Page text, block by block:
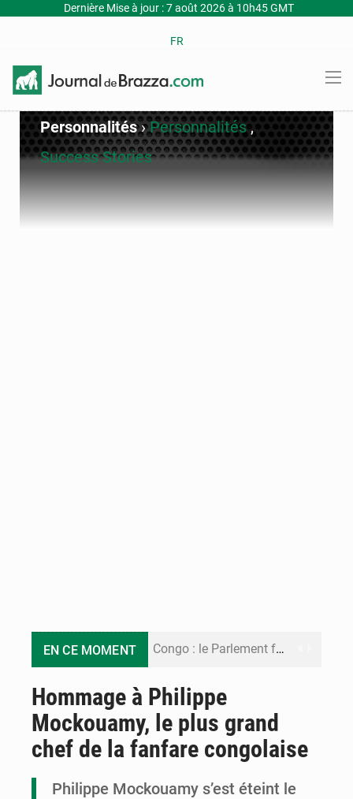
Dernière Mise à jour : 7 août 2026 à 10h45 GMT
FR
Personnalités›Personnalités,
Success Stories
EN CE MOMENT Congo : le Parlement formule 28 recommandations sur le Cadre budgétaire 2027-2029
Congo : la Grande foire agricole pour renforcer la souveraineté alimentaire
Congo-RDC : Brazzaville et Kinshasa renforcent leur coopération en faveur de la jeunesse
Le Congo se dote d’un programme national pour valoriser les produits forestiers non ligneux
Hommage à Philippe
Mockouamy, le plus grand
chef de la fanfare congolaise
Philippe Mockouamy s’est éteint le